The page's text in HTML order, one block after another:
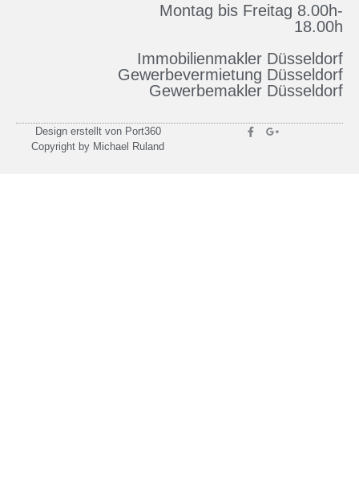
Montag bis Freitag 8.00h-
18.00h
Immobilienmakler Düsseldorf
Gewerbevermietung Düsseldorf
Gewerbemakler Düsseldorf
Design erstellt von Port360
Copyright by Michael Ruland